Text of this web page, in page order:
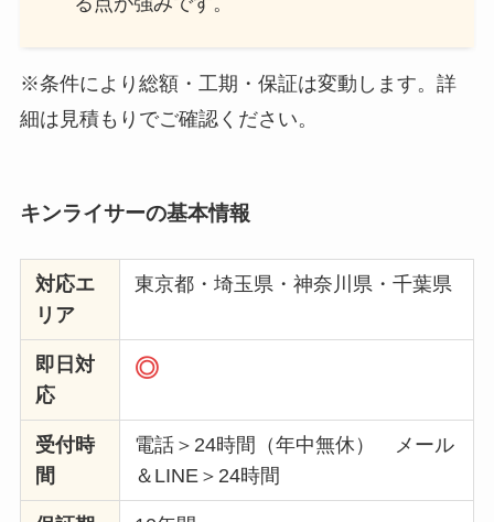
※条件により総額・工期・保証は変動します。詳
細は見積もりでご確認ください。
キンライサーの基本情報
対応エ
リア
東京都・埼玉県・神奈川県・千葉県
即日対
応
◎
受付時
間
電話＞24時間（年中無休） メール
＆LINE＞24時間